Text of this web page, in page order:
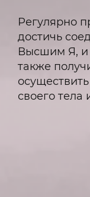
Регулярно
достичь
Высшим Я, и
также
своего тела